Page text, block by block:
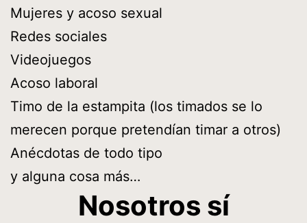
Mujeres y acoso sexual
Redes sociales
Videojuegos
Acoso laboral
Timo de la estampita (los timados se lo
merecen porque pretendían timar a otros)
Anécdotas de todo tipo
y alguna cosa más…
Nosotros sí